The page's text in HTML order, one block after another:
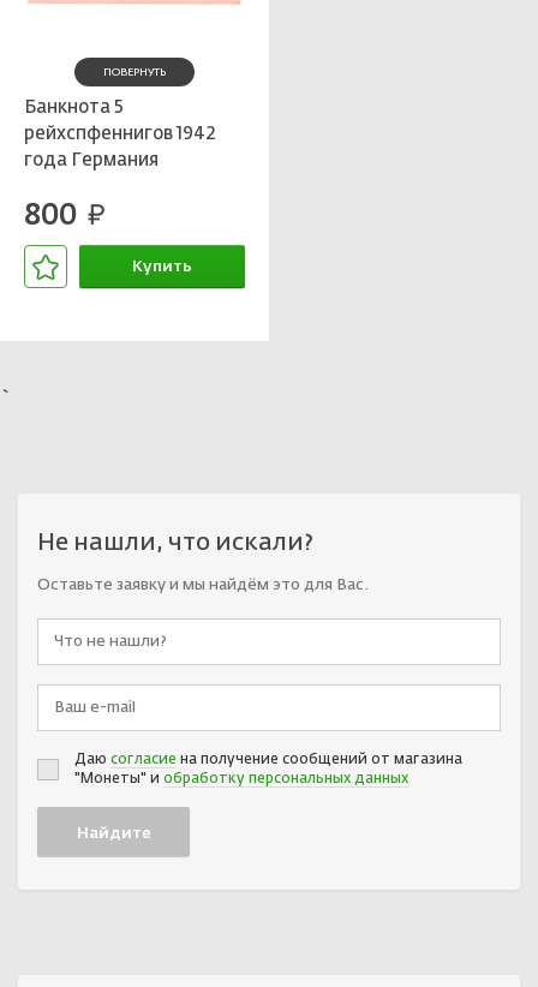
ПОВЕРНУТЬ
Банкнота 5
рейхспфеннигов 1942
года Германия
800 руб.
Купить
Не нашли, что искали?
Оставьте заявку и мы найдём это для Вас.
Даю согласие на получение сообщений от магазина
"Монеты" и обработку персональных данных